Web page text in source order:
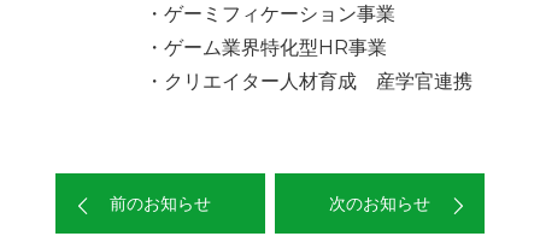
・ゲーミフィケーション事業
・ゲーム業界特化型HR事業
・クリエイター人材育成 産学官連携
前のお知らせ 次のお知らせ